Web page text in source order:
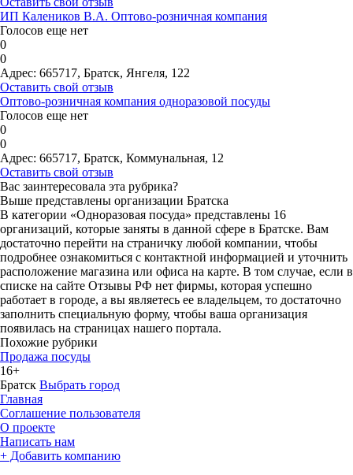
ИП Калеников В.А. Оптово-розничная компания
Голосов еще нет
0
0
Адрес: 665717, Братск, Янгеля, 122
Оставить свой отзыв
Оптово-розничная компания одноразовой посуды
Голосов еще нет
0
0
Адрес: 665717, Братск, Коммунальная, 12
Оставить свой отзыв
Вас заинтересовала эта рубрика?
Выше представлены организации Братска
В категории «Одноразовая посуда» представлены 16
организаций, которые заняты в данной сфере в Братске. Вам
достаточно перейти на страничку любой компании, чтобы
подробнее ознакомиться с контактной информацией и уточнить
расположение магазина или офиса на карте. В том случае, если в
списке на сайте Отзывы РФ нет фирмы, которая успешно
работает в городе, а вы являетесь ее владельцем, то достаточно
заполнить специальную форму, чтобы ваша организация
появилась на страницах нашего портала.
Похожие рубрики
Продажа посуды
16+
Братск Выбрать город
Главная
Соглашение пользователя
О проекте
Написать нам
+ Добавить компанию